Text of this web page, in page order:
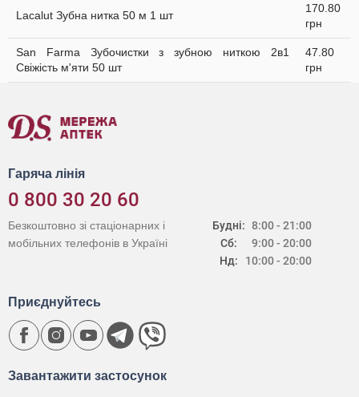
Lacalut Зубна нитка 50 м 1 шт
170.80
грн
San Farma Зубочистки з зубною ниткою 2в1
Свіжість м'яти 50 шт
47.80
грн
Гаряча лінія
0 800 30 20 60
Будні:
Сб:
Нд:
8:00 - 21:00
9:00 - 20:00
10:00 - 20:00
Безкоштовно зі стаціонарних і
мобільних телефонів в Україні
Завантажити застосунок
Приєднуйтесь